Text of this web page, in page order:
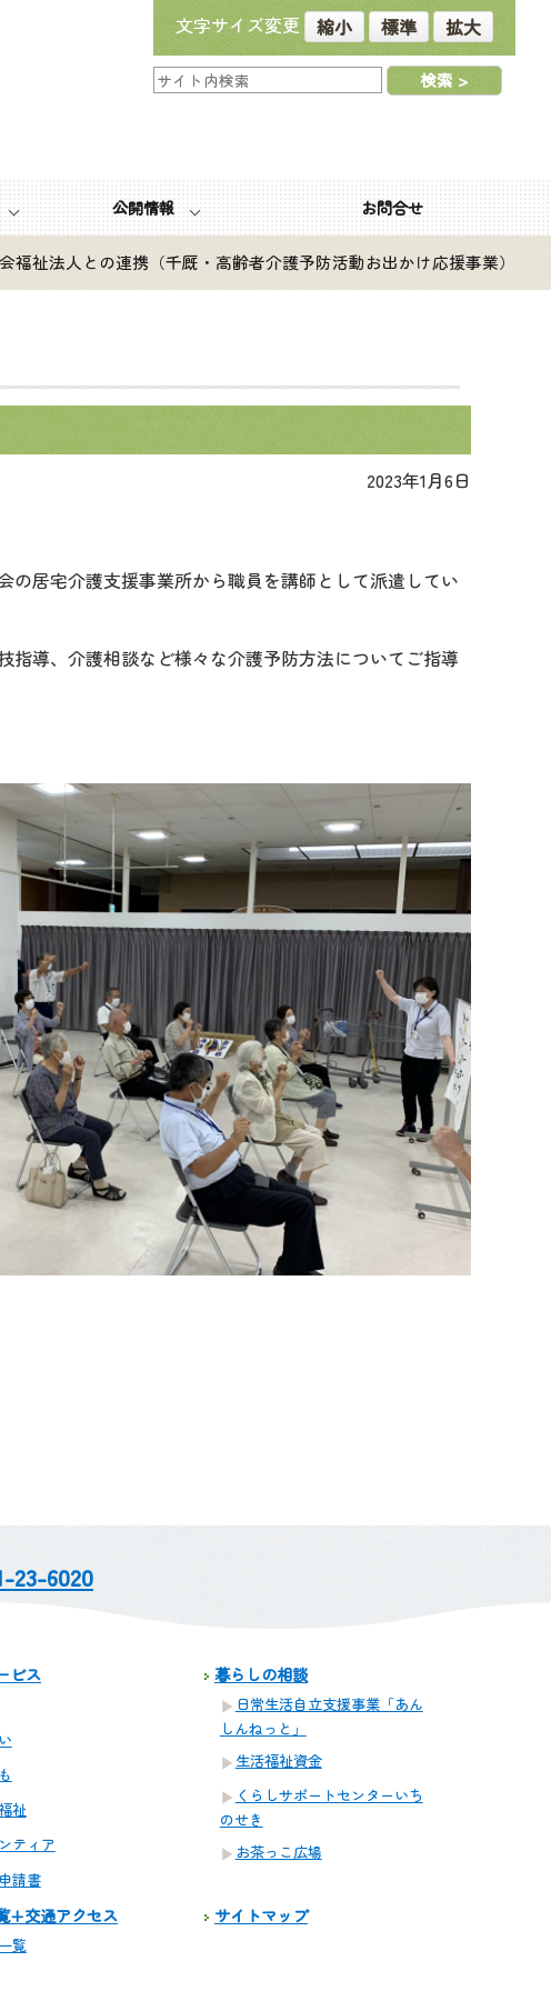
文字サイズ変更 縮小 標準 拡大
検索
公開情報 お問合せ
福祉法人との連携（千厩・高齢者介護予防活動お出かけ応援事業）
2023年1月6日
居宅介護支援事業所から職員を講師として派遣してい
導、介護相談など様々な介護予防方法についてご指導
23-6020
ビス
祉
ティア
請書
暮らしの相談
日常生活自立支援事業「あん
しんねっと」
生活福祉資金
くらしサポートセンターいち
のせき
お茶っこ広場
+交通アクセス
覧
サイトマップ